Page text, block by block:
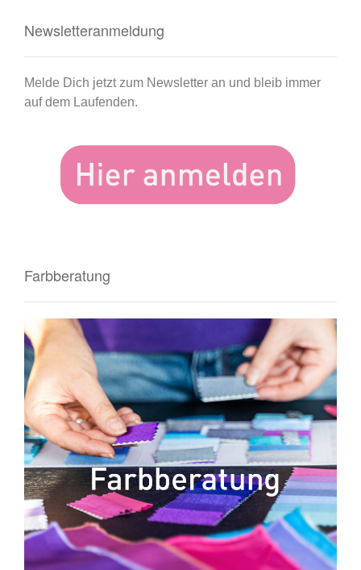
Newsletteranmeldung
Melde Dich jetzt zum Newsletter an und bleib immer
auf dem Laufenden.
Farbberatung